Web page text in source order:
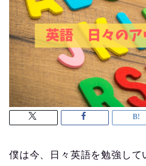
僕は今、日々英語を勉強して